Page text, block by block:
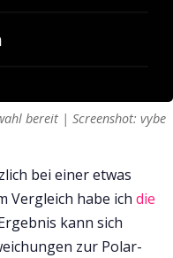
bereit | Screenshot: vybe
bei einer etwas
Vergleich habe ich die
kann sich
zur Polar-